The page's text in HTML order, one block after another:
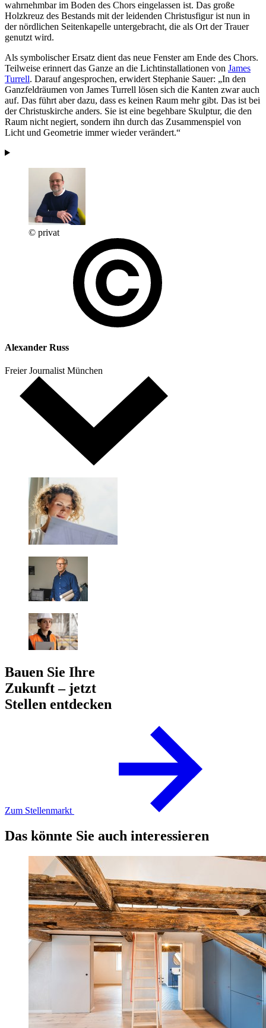
wahrnehmbar im Boden des Chors eingelassen ist. Das große
Holzkreuz des Bestands mit der leidenden Christusfigur ist nun in
der nördlichen Seitenkapelle untergebracht, die als Ort der Trauer
genutzt wird.
Als symbolischer Ersatz dient das neue Fenster am Ende des Chors.
Teilweise erinnert das Ganze an die Lichtinstallationen von James
Turrell. Darauf angesprochen, erwidert Stephanie Sauer: „In den
Ganzfeldräumen von James Turrell lösen sich die Kanten zwar auch
auf. Das führt aber dazu, dass es keinen Raum mehr gibt. Das ist bei
der Christuskirche anders. Sie ist eine begehbare Skulptur, die den
Raum nicht negiert, sondern ihn durch das Zusammenspiel von
Licht und Geometrie immer wieder verändert.“
© privat
Alexander Russ
Freier Journalist München
Bauen Sie Ihre
Zukunft – jetzt
Stellen entdecken
Zum Stellenmarkt
Das könnte Sie auch interessieren